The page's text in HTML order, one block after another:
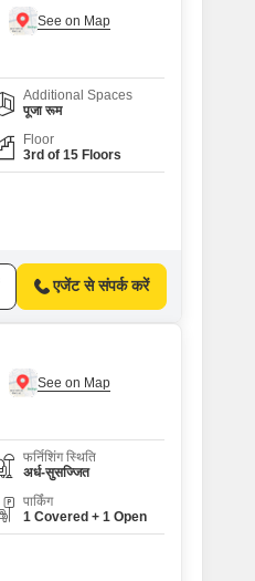
Additional Spaces
पूजा रूम
Floor
3rd of 15 Floors
एजेंट से संपर्क करें
फर्निशिंग स्थिति
अर्ध-सुसज्जित
पार्किंग
1 Covered + 1 Open